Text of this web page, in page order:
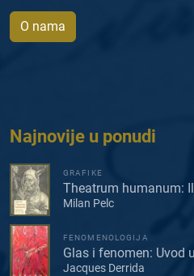
O nama
Najnovije u ponudi
GRAFIKE
Theatrum humanum:
Milan Pelc
FENOMENOLOGIJA
Glas i fenomen: Uvod
Jacques Derrida